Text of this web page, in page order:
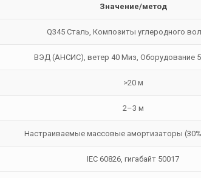
Значение/метод
Q345 Сталь, Композиты углеродного
ВЭД (АНСИС), ветер 40 Миз, Оборудование
>20 м
2–3 м
Настраиваемые массовые амортизаторы
IEC 60826, гигабайт 50017